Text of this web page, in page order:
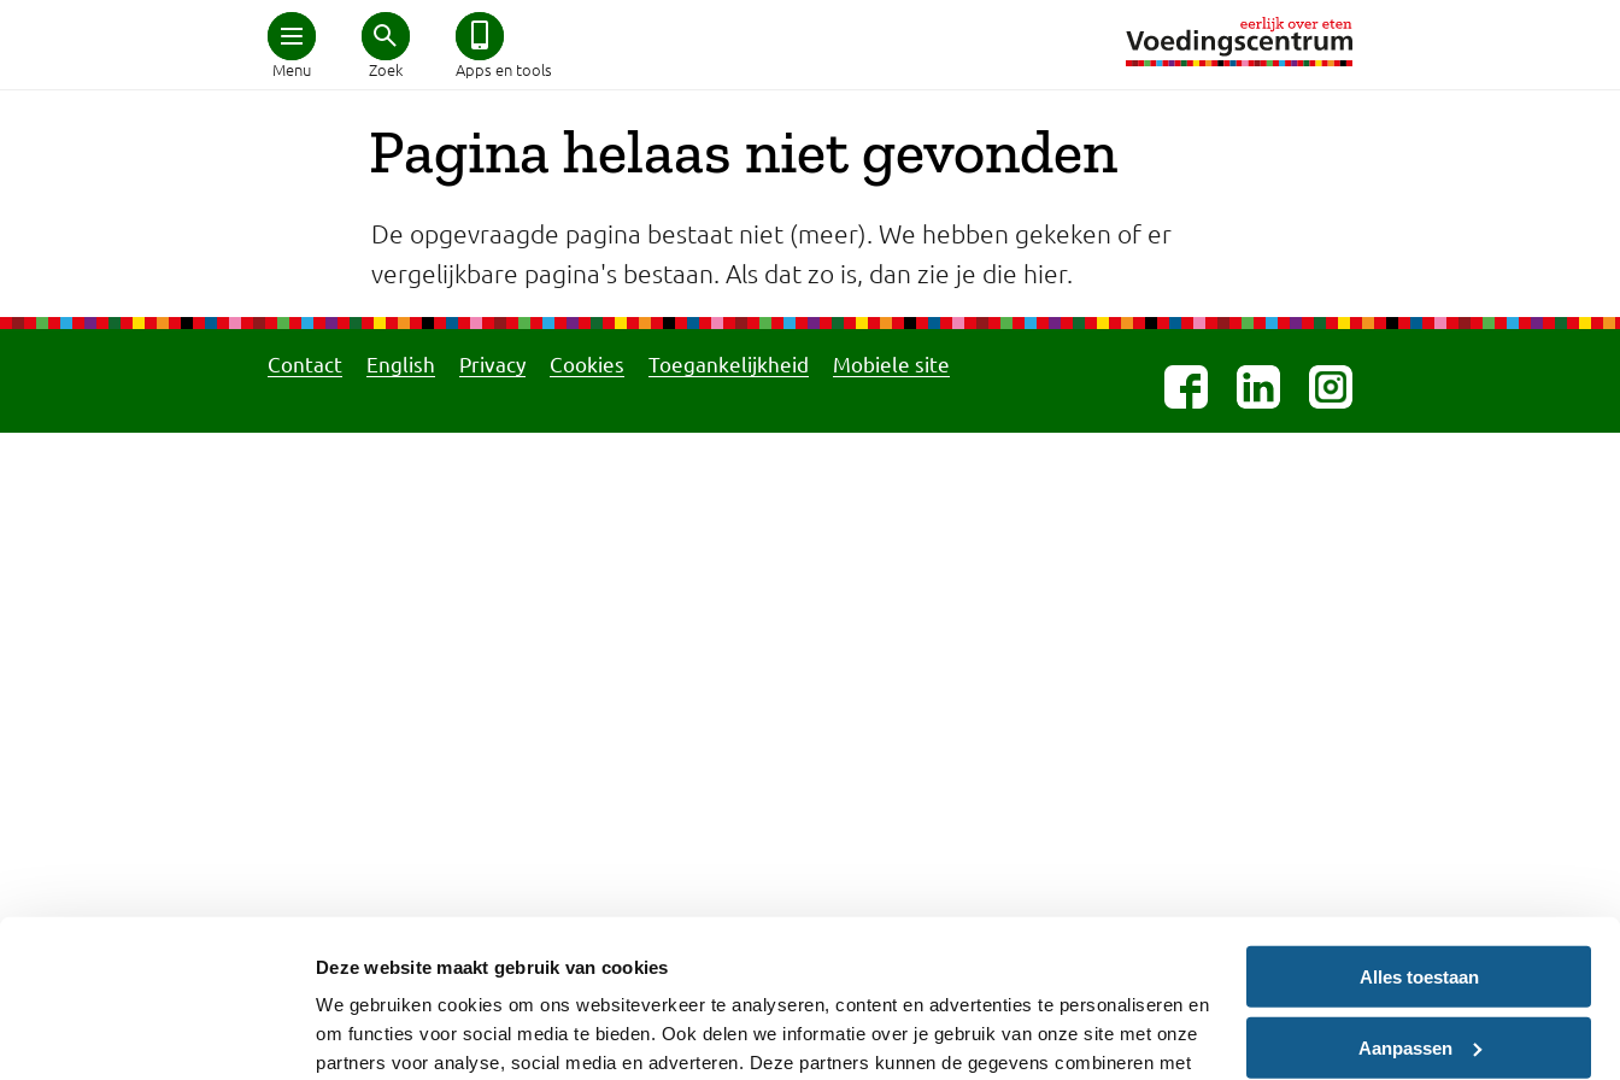
Deze website maakt gebruik van cookies
We gebruiken cookies om ons websiteverkeer te analyseren, content en advertenties te personaliseren en
om functies voor social media te bieden. Ook delen we informatie over je gebruik van onze site met onze
partners voor analyse, social media en adverteren. Deze partners kunnen de gegevens combineren met
Alles toestaan
Aanpassen
Menu Zoek Apps en tools
Home
Schijf van Vijf
Afvallen
Zwanger en kind
Pagina helaas niet gevonden
De opgevraagde pagina bestaat niet (meer). We hebben gekeken of er
vergelijkbare pagina's bestaan. Als dat zo is, dan zie je die hier.
Contact English Privacy Cookies Toegankelijkheid Mobiele site